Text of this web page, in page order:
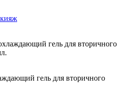
гель для вторичного